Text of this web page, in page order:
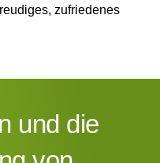
zufriedenes
und die